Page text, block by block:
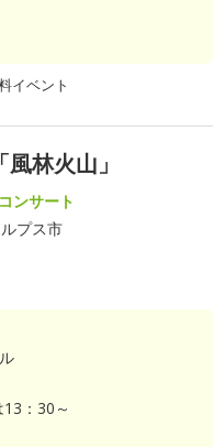
イベント
林火山」
ンサート
プス市
：30～